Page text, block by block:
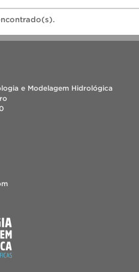
e Modelagem Hidrológica